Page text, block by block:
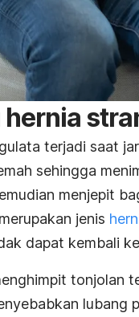
hernia
terjadi saat
sehingga
menjepit
jenis
dapat kembali
tonjolan
lubang